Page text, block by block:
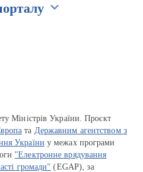
Міністрів України. Проєкт
та Державним агентством з
України у межах програми
"Електронне врядування
громади" (EGAP), за